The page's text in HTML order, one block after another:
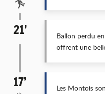
21’
Ballon perdu
offrent une
17’
Les Montois